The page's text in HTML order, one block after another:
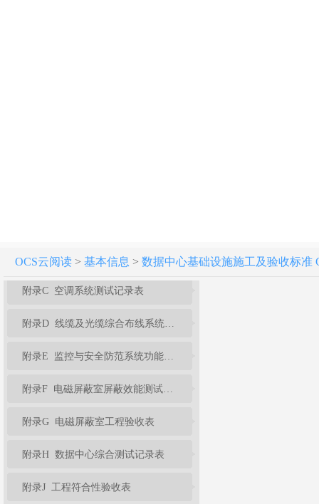
OCS云阅读> 基本信息 > 数据中心基础设施施工及验收标准
附录B 防雷与接地装置验收记录表
附录C 空调系统测试记录表
附录G 电磁屏蔽室工程验收表
附录H 数据中心综合测试记录表
附录J 工程符合性验收表